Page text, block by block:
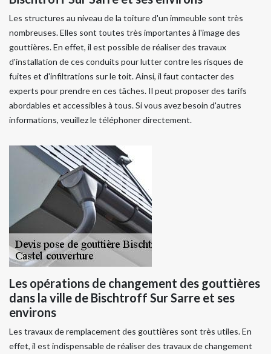
Les structures au niveau de la toiture d'un immeuble sont très
nombreuses. Elles sont toutes très importantes à l'image des
gouttières. En effet, il est possible de réaliser des travaux
d'installation de ces conduits pour lutter contre les risques de
fuites et d'infiltrations sur le toit. Ainsi, il faut contacter des
experts pour prendre en ces tâches. Il peut proposer des tarifs
abordables et accessibles à tous. Si vous avez besoin d'autres
informations, veuillez le téléphoner directement.
Les opérations de changement des gouttières
dans la ville de Bischtroff Sur Sarre et ses
environs
Les travaux de remplacement des gouttières sont très utiles. En
effet, il est indispensable de réaliser des travaux de changement